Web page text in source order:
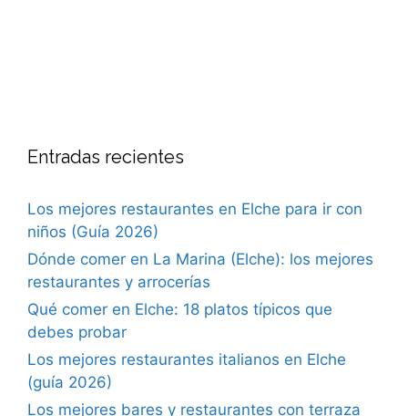
Entradas recientes
Los mejores restaurantes en Elche para ir con
niños (Guía 2026)
Dónde comer en La Marina (Elche): los mejores
restaurantes y arrocerías
Qué comer en Elche: 18 platos típicos que
debes probar
Los mejores restaurantes italianos en Elche
(guía 2026)
Los mejores bares y restaurantes con terraza